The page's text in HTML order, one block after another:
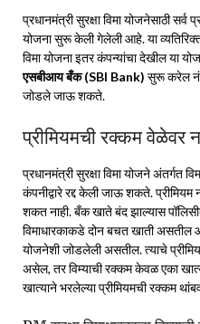
प्रधानमंत्री सुरक्षा विमा योजनेसाठी
योजना सुरू केली गेलेली आहे. या
विमा योजना इतर कंपन्यांचा देखील या
एसबीआय बँक (SBI Bank) सुरू करेल
जोडले जाऊ शकते.
प्रीमियमची रक्कम वेळेवर
प्रधानमंत्री सुरक्षा विमा योजने अंतर्गत
कंपनीद्वारे रद्द केली जाऊ शकते.
शकत नाही. बँक खाते बंद झाल्यास
विमाधारकाकडे दोन बचत खाती असतील
योजनेशी जोडलेली असतील. त्याचे
असेल, तर विम्याची रक्कम केवळ एका
खात्याने भरलेल्या प्रीमियमची रक्कम